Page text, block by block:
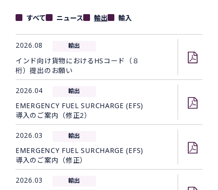
すべて ニュース 輸出 輸入
2026.08 輸出
インド向け貨物におけるHSコード（８
桁）提出のお願い
2026.04 輸出
EMERGENCY FUEL SURCHARGE (EFS)
導入のご案内（修正2）
2026.03 輸出
EMERGENCY FUEL SURCHARGE (EFS)
導入のご案内（修正）
2026.03 輸出